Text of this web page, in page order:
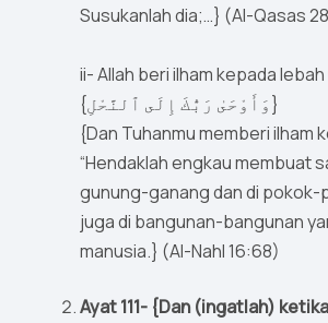
Susukanlah dia;…} (Al-Qasas
ii- Allah beri ilham kepada
{وَأَوْحَىٰ رَبُّكَ إِلَى ٱلنَّحْلِ}
{Dan Tuhanmu memberi ilham
“Hendaklah engkau membuat
gunung-ganang dan di pokok-
juga di bangunan-bangunan
manusia.} (Al-Nahl 16:68)
Ayat 111- {Dan (ingatlah)